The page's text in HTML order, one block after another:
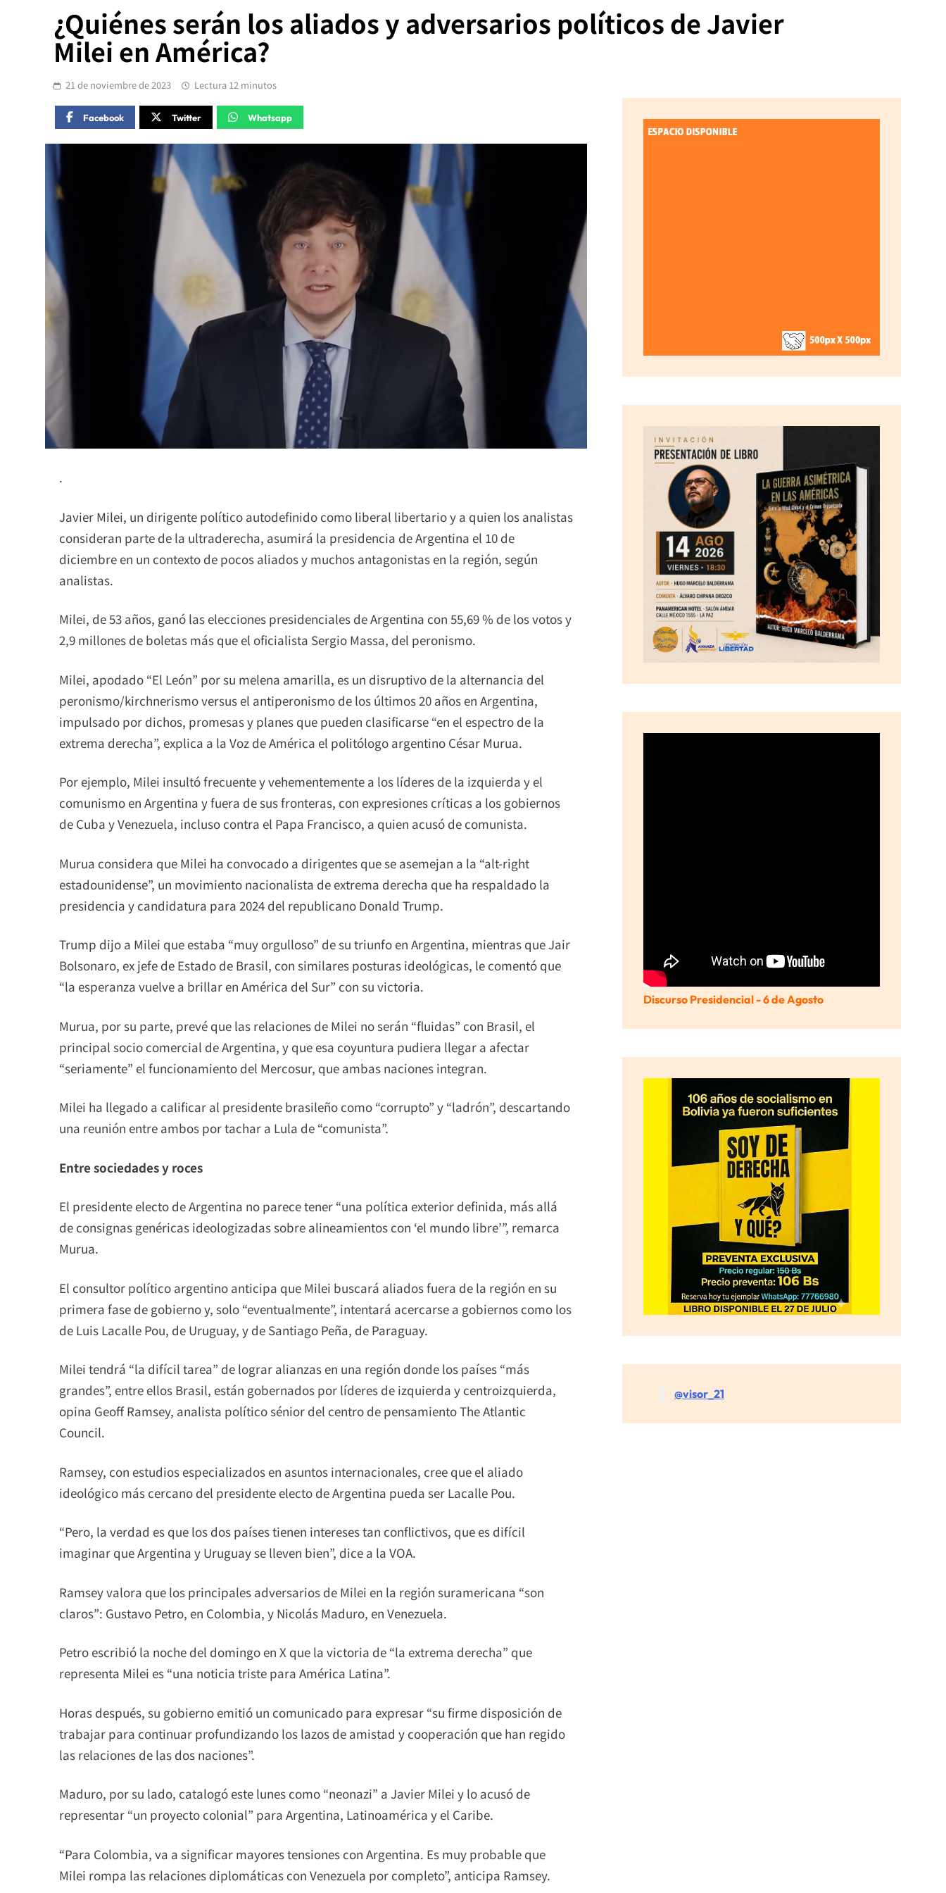
¿Quiénes serán los aliados y adversarios políticos de Javier
Milei en América?
21 de noviembre de 2023 Lectura 12 minutos
Facebook Twitter Whatsapp
.
Javier Milei, un dirigente político autodefinido como liberal libertario y a quien los analistas
consideran parte de la ultraderecha, asumirá la presidencia de Argentina el 10 de
diciembre en un contexto de pocos aliados y muchos antagonistas en la región, según
analistas.
Milei, de 53 años, ganó las elecciones presidenciales de Argentina con 55,69 % de los votos y
2,9 millones de boletas más que el oficialista Sergio Massa, del peronismo.
Milei, apodado “El León” por su melena amarilla, es un disruptivo de la alternancia del
peronismo/kirchnerismo versus el antiperonismo de los últimos 20 años en Argentina,
impulsado por dichos, promesas y planes que pueden clasificarse “en el espectro de la
extrema derecha”, explica a la Voz de América el politólogo argentino César Murua.
Por ejemplo, Milei insultó frecuente y vehementemente a los líderes de la izquierda y el
comunismo en Argentina y fuera de sus fronteras, con expresiones críticas a los gobiernos
de Cuba y Venezuela, incluso contra el Papa Francisco, a quien acusó de comunista.
Murua considera que Milei ha convocado a dirigentes que se asemejan a la “alt-right
estadounidense”, un movimiento nacionalista de extrema derecha que ha respaldado la
presidencia y candidatura para 2024 del republicano Donald Trump.
Trump dijo a Milei que estaba “muy orgulloso” de su triunfo en Argentina, mientras que Jair
Bolsonaro, ex jefe de Estado de Brasil, con similares posturas ideológicas, le comentó que
“la esperanza vuelve a brillar en América del Sur” con su victoria.
Murua, por su parte, prevé que las relaciones de Milei no serán “fluidas” con Brasil, el
principal socio comercial de Argentina, y que esa coyuntura pudiera llegar a afectar
“seriamente” el funcionamiento del Mercosur, que ambas naciones integran.
Milei ha llegado a calificar al presidente brasileño como “corrupto” y “ladrón”, descartando
una reunión entre ambos por tachar a Lula de “comunista”.
Entre sociedades y roces
El presidente electo de Argentina no parece tener “una política exterior definida, más allá
de consignas genéricas ideologizadas sobre alineamientos con ‘el mundo libre’”, remarca
Murua.
El consultor político argentino anticipa que Milei buscará aliados fuera de la región en su
primera fase de gobierno y, solo “eventualmente”, intentará acercarse a gobiernos como los
de Luis Lacalle Pou, de Uruguay, y de Santiago Peña, de Paraguay.
Milei tendrá “la difícil tarea” de lograr alianzas en una región donde los países “más
grandes”, entre ellos Brasil, están gobernados por líderes de izquierda y centroizquierda,
opina Geoff Ramsey, analista político sénior del centro de pensamiento The Atlantic
Council.
Ramsey, con estudios especializados en asuntos internacionales, cree que el aliado
ideológico más cercano del presidente electo de Argentina pueda ser Lacalle Pou.
“Pero, la verdad es que los dos países tienen intereses tan conflictivos, que es difícil
imaginar que Argentina y Uruguay se lleven bien”, dice a la VOA.
Ramsey valora que los principales adversarios de Milei en la región suramericana “son
claros”: Gustavo Petro, en Colombia, y Nicolás Maduro, en Venezuela.
Petro escribió la noche del domingo en X que la victoria de “la extrema derecha” que
representa Milei es “una noticia triste para América Latina”.
Horas después, su gobierno emitió un comunicado para expresar “su firme disposición de
trabajar para continuar profundizando los lazos de amistad y cooperación que han regido
las relaciones de las dos naciones”.
Maduro, por su lado, catalogó este lunes como “neonazi” a Javier Milei y lo acusó de
representar “un proyecto colonial” para Argentina, Latinoamérica y el Caribe.
“Para Colombia, va a significar mayores tensiones con Argentina. Es muy probable que
Milei rompa las relaciones diplomáticas con Venezuela por completo”, anticipa Ramsey.
Discurso Presidencial - 6 de Agosto
@visor_21